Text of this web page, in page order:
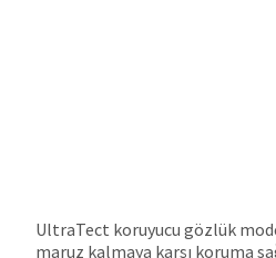
UltraTect koruyucu gözlük
maruz kalmaya karşı koruma